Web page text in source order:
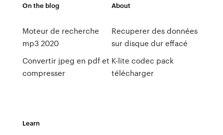
On the blog
Moteur de recherche
mp3 2020
Convertir jpeg en pdf et
compresser
About
Recuperer des données
sur disque dur effacé
K-lite codec pack
télécharger
Learn